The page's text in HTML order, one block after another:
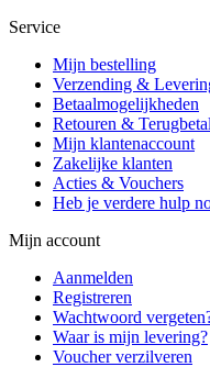
Service
Mijn bestelling
Verzending &
Betaalmogelijkheden
Retouren &
Mijn klantenaccount
Zakelijke klanten
Acties & Vouchers
Heb je verdere hulp
Mijn account
Aanmelden
Registreren
Wachtwoord
Waar is mijn levering?
Voucher verzilveren